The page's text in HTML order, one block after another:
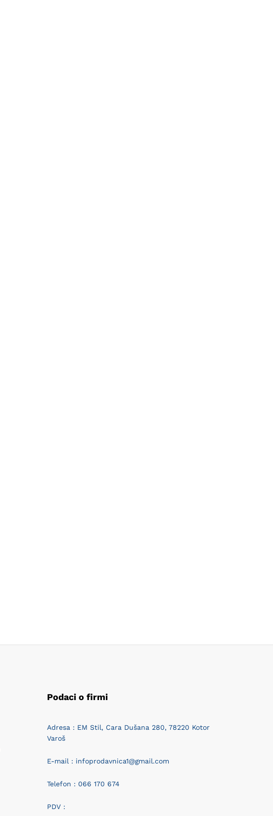
Podaci o firmi
Adresa : EM Stil, Cara Dušana 280, 78220 Kotor
Varoš
E-mail : infoprodavnica1@gmail.com
Telefon : 066 170 674
PDV :